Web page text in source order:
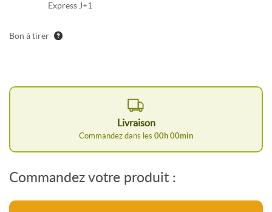
Express J+1
Bon à tirer
Livraison
Commandez dans les 00h 00min
Commandez votre produit :